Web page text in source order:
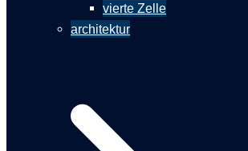
vierte Zelle
architektur